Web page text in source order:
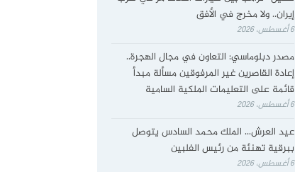
إيران.. ولا مخرج في الأفق
6 أغسطس، 2026
مصدر دبلوماسي: التعاون في مجال الهجرة..
إعادة القاصرين غير المرفوقين مسألة مبدأ
قائمة على التعليمات الملكية السامية
6 أغسطس، 2026
عيد العرش… الملك محمد السادس يتوصل
ببرقية تهنئة من رئيس الفلبين
6 أغسطس، 2026